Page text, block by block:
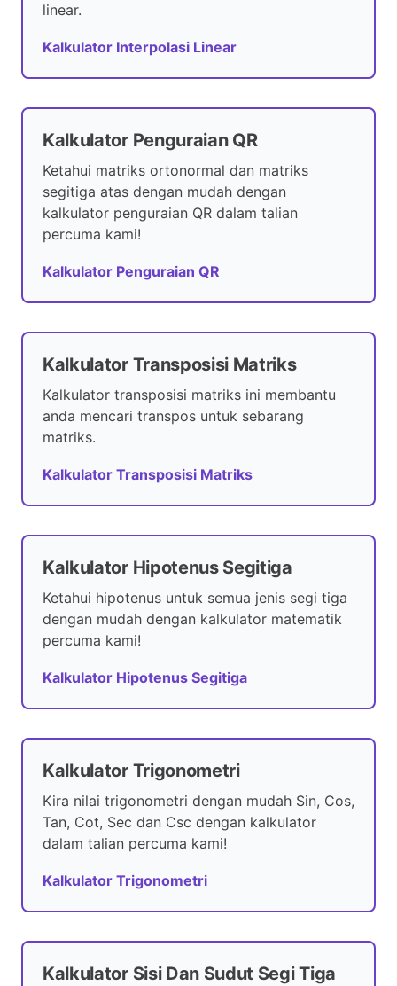
linear.
Kalkulator Interpolasi Linear
Kalkulator Penguraian QR
Ketahui matriks ortonormal dan matriks
segitiga atas dengan mudah dengan
kalkulator penguraian QR dalam talian
percuma kami!
Kalkulator Penguraian QR
Kalkulator Transposisi Matriks
Kalkulator transposisi matriks ini membantu
anda mencari transpos untuk sebarang
matriks.
Kalkulator Transposisi Matriks
Kalkulator Hipotenus Segitiga
Ketahui hipotenus untuk semua jenis segi tiga
dengan mudah dengan kalkulator matematik
percuma kami!
Kalkulator Hipotenus Segitiga
Kalkulator Trigonometri
Kira nilai trigonometri dengan mudah Sin, Cos,
Tan, Cot, Sec dan Csc dengan kalkulator
dalam talian percuma kami!
Kalkulator Trigonometri
Kalkulator Sisi Dan Sudut Segi Tiga